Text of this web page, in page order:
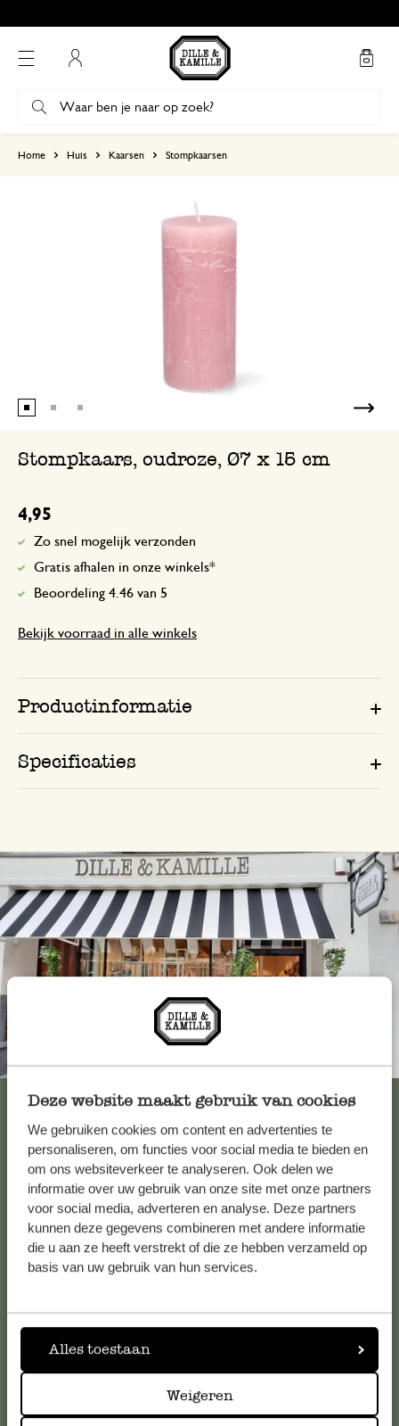
Deze website maakt gebruik van cookies
We gebruiken cookies om content en advertenties te
personaliseren, om functies voor social media te bieden en
om ons websiteverkeer te analyseren. Ook delen we
informatie over uw gebruik van onze site met onze partners
voor social media, adverteren en analyse. Deze partners
kunnen deze gegevens combineren met andere informatie
die u aan ze heeft verstrekt of die ze hebben verzameld op
basis van uw gebruik van hun services.
Alles toestaan
Weigeren
Home Huis Kaarsen Stompkaarsen
Stompkaars, oudroze, Ø7 x 15 cm
4,95
Zo snel mogelijk verzonden
Gratis afhalen in onze winkels*
Beoordeling 4.46 van 5
Bekijk voorraad in alle winkels
Productinformatie
Specificaties
Altijd in de buurt
Bekijk alle 62 winkels
Klantenservice
Voor vragen, tips of hulp kun je contact opnemen met onze
klantenservice. Of bekijk hier het antwoord op de
meestgestelde vragen.
klantenservice@dille-kamille.com
Online Klantenservice